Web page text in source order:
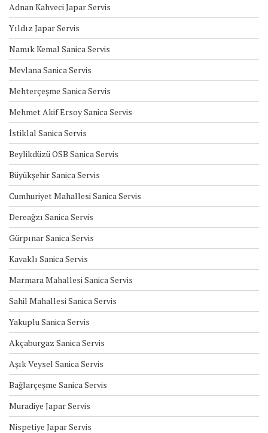
Adnan Kahveci Japar Servis
Yıldız Japar Servis
Namık Kemal Sanica Servis
Mevlana Sanica Servis
Mehterçeşme Sanica Servis
Mehmet Akif Ersoy Sanica Servis
İstiklal Sanica Servis
Beylikdüzü OSB Sanica Servis
Büyükşehir Sanica Servis
Cumhuriyet Mahallesi Sanica Servis
Dereağzı Sanica Servis
Gürpınar Sanica Servis
Kavaklı Sanica Servis
Marmara Mahallesi Sanica Servis
Sahil Mahallesi Sanica Servis
Yakuplu Sanica Servis
Akçaburgaz Sanica Servis
Aşık Veysel Sanica Servis
Bağlarçeşme Sanica Servis
Muradiye Japar Servis
Nispetiye Japar Servis